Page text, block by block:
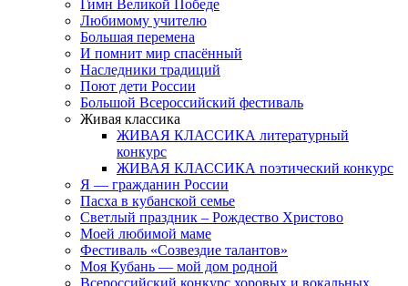
Гимн Великой Победе
Любимому учителю
Большая перемена
И помнит мир спасённый
Наследники традиций
Поют дети России
Большой Всероссийский фестиваль
Живая классика
ЖИВАЯ КЛАССИКА литературный
конкурс
ЖИВАЯ КЛАССИКА поэтический конкурс
Я — гражданин России
Пасха в кубанской семье
Светлый праздник – Рождество Христово
Моей любимой маме
Фестиваль «Созвездие талантов»
Моя Кубань — мой дом родной
Всероссийский конкурс хоровых и вокальных